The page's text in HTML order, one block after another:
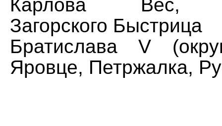
Карлова Вес,
Загорского Быстрица
Братиславa V
Яровце, Петржалка,